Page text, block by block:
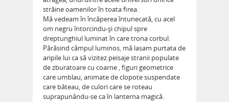
străine oamenilor în toata firea.
Mă vedeam în încăperea întunecată, cu acel
om negru întorcindu-și chipul spre
dreptunghiul luminat în care trona corbul.
Părăsind câmpul luminos, mă lasam purtata de
aripile lui ca să vizitez peisaje stranii populate
de zburatoare cu coarne , figuri geometrice
care umblau, animate de clopote suspendate
care băteau, de culori care se roteau
suprapunându-se ca în lanterna magică.